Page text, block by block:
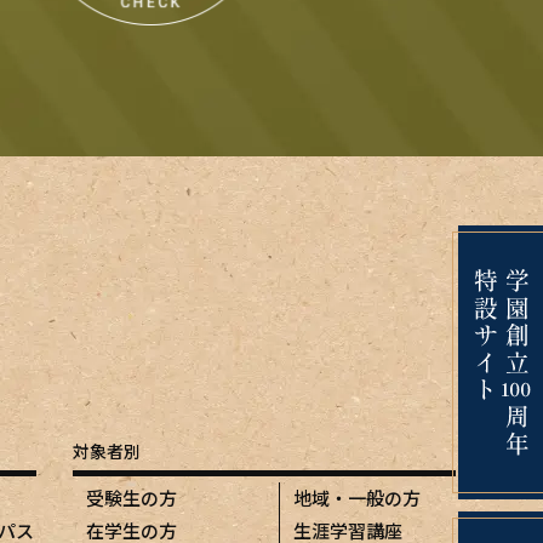
ス
対象者別
受験生の方
在学生の方
地域・一般の方
生涯学習講座